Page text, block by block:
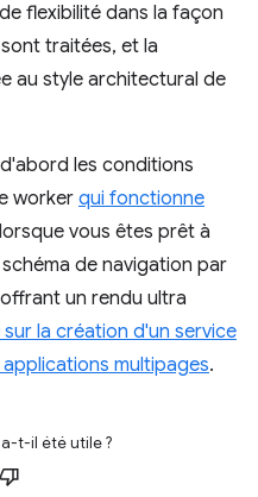
flexibilité dans la façon
traitées, et la
au style architectural de
les conditions
worker qui fonctionne
vous êtes prêt à
de navigation par
un rendu ultra
la création d'un service
multipages.
t-il été utile ?